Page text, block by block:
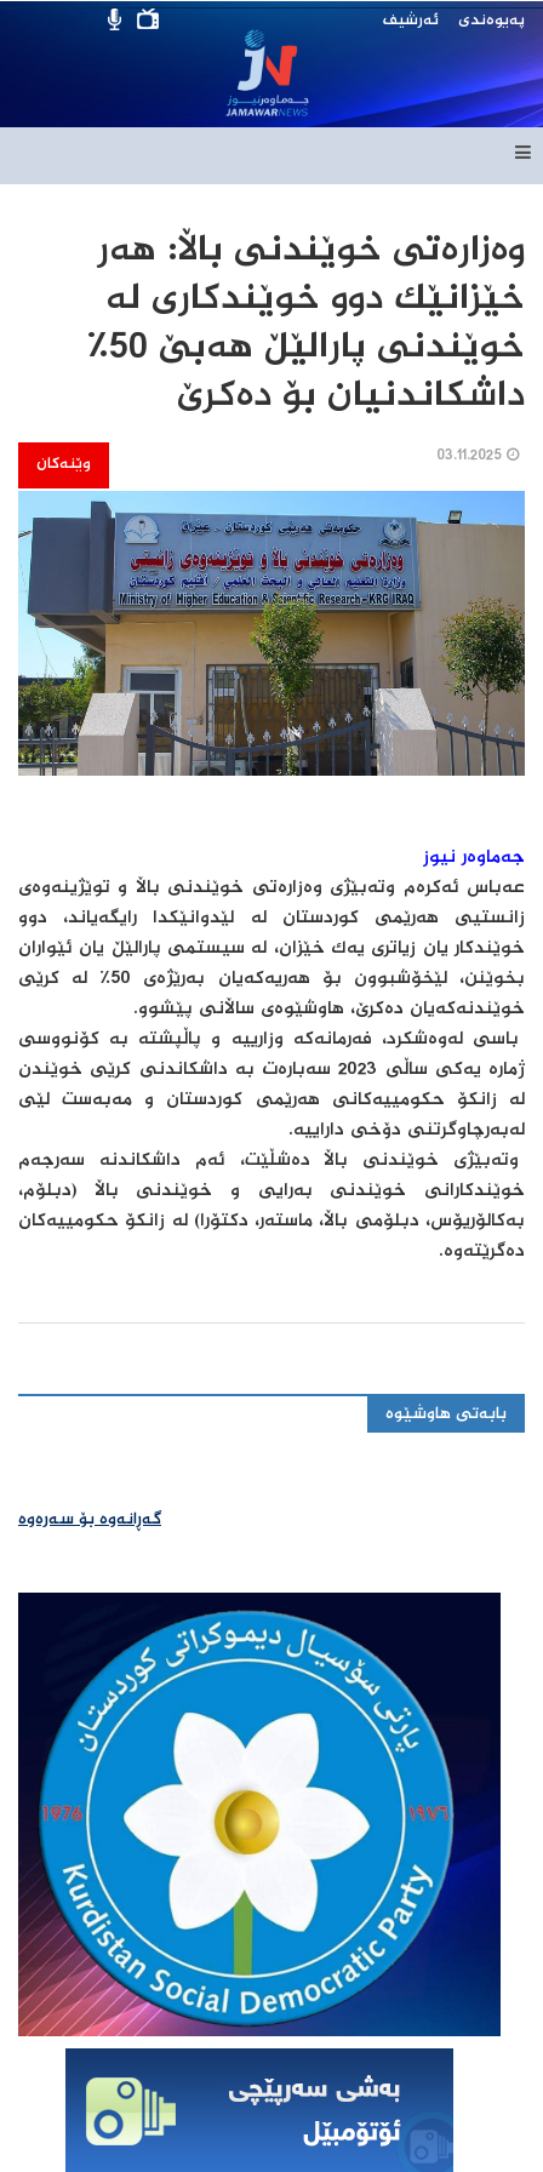
پەیوەندی ئەرشیف
وەزارەتی خوێندنی باڵا: هەر
خێزانێك دوو خوێندكاری لە
خوێندنی پارالێڵ هەبێ 50٪
داشكاندنیان بۆ دەكرێ
وێنەکان
جەماوەر نیوز
عەباس ئەكرەم وتەبێژی وەزارەتی خوێندنی باڵا و توێژینەوەی
زانستیی هەرێمی كوردستان لە لێدوانێكدا رایگەیاند، دوو
خوێندكار یان زیاتری یەك خێزان، لە سیستمی پارالێڵ یان ئێواران
بخوێنن، لێخۆشبوون بۆ هەریەكەیان بەرێژەی 50٪ لە كرێی
خوێندنەكەیان دەكرێ، هاوشێوەی ساڵانی پێشوو.
باسی لەوەشكرد، فەرمانەكە وزارییە و پاڵپشتە بە كۆنووسی
ژمارە یەكی ساڵی 2023 سەبارەت بە داشكاندنی كرێی خوێندن
لە زانكۆ حكومییەكانی هەرێمی كوردستان و مەبەست لێی
لەبەرچاوگرتنی دۆخی داراییە.
وتەبێژی خوێندنی باڵا دەشڵێت، ئەم داشكاندنە سەرجەم
خوێندكارانی خوێندنی بەرایی و خوێندنی باڵا (دبلۆم،
بەكالۆریۆس، دبلۆمی باڵا، ماستەر، دكتۆرا) لە زانكۆ حكومییەكان
دەگرێتەوە.
بابەتی هاوشێوە
گەڕانەوە بۆ سەرەوە